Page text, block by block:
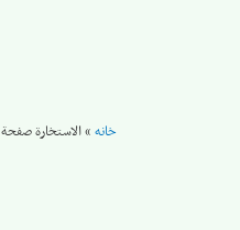
خانه»الاستخارة صفحة 175 من القرآن الكريم